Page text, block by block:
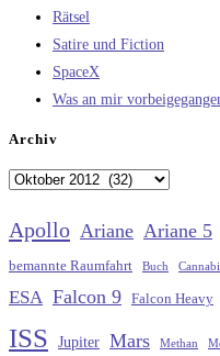
Rätsel
Satire und Fiction
SpaceX
Was an mir
Archiv
Archiv
Apollo Ariane Ariane 5
bemannte Raumfahrt Buch
ESA Falcon 9 Falcon Heavy
ISS Jupiter Mars Methan